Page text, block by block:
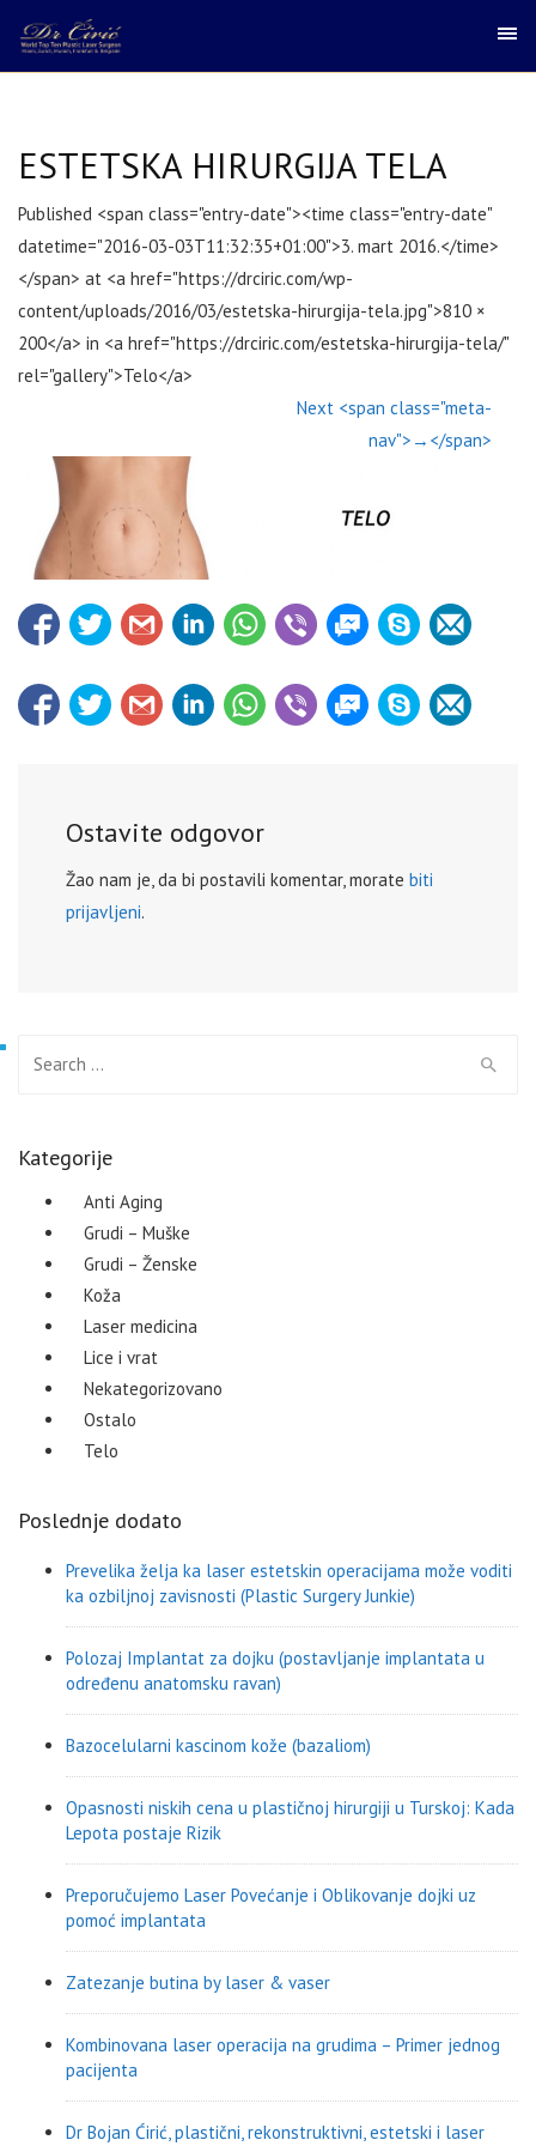
ESTETSKA HIRURGIJA TELA
Published <span class="entry-date"><time class="entry-date"
datetime="2016-03-03T11:32:35+01:00">3. mart 2016.</time>
</span> at <a href="https://drciric.com/wp-
content/uploads/2016/03/estetska-hirurgija-tela.jpg">810 ×
200</a> in <a href="https://drciric.com/estetska-hirurgija-tela/"
rel="gallery">Telo</a>
Next <span class="meta-
nav">→</span>
Ostavite odgovor
Žao nam je, da bi postavili komentar, morate biti
prijavljeni.
Kategorije
Anti Aging
Grudi – Muške
Grudi – Ženske
Koža
Laser medicina
Lice i vrat
Nekategorizovano
Ostalo
Telo
Poslednje dodato
Prevelika želja ka laser estetskin operacijama može voditi
ka ozbiljnoj zavisnosti (Plastic Surgery Junkie)
Polozaj Implantat za dojku (postavljanje implantata u
određenu anatomsku ravan)
Bazocelularni kascinom kože (bazaliom)
Opasnosti niskih cena u plastičnoj hirurgiji u Turskoj: Kada
Lepota postaje Rizik
Preporučujemo Laser Povećanje i Oblikovanje dojki uz
pomoć implantata
Zatezanje butina by laser & vaser
Kombinovana laser operacija na grudima – Primer jednog
pacijenta
Dr Bojan Ćirić, plastični, rekonstruktivni, estetski i laser